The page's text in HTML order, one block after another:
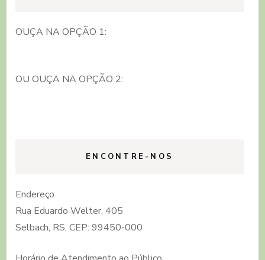
OUÇA NA OPÇÃO 1:
OU OUÇA NA OPÇÃO 2:
ENCONTRE-NOS
Endereço
Rua Eduardo Welter, 405
Selbach, RS, CEP: 99450-000